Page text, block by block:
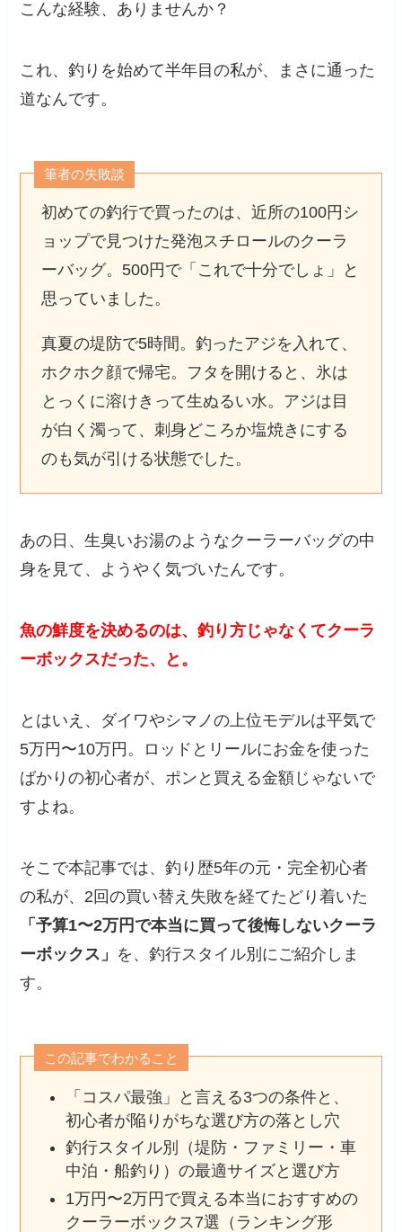
こんな経験、ありませんか？
これ、釣りを始めて半年目の私が、まさに通った
道なんです。
筆者の失敗談
初めての釣行で買ったのは、近所の100円シ
ョップで見つけた発泡スチロールのクーラ
ーバッグ。500円で「これで十分でしょ」と
思っていました。
真夏の堤防で5時間。釣ったアジを入れて、
ホクホク顔で帰宅。フタを開けると、氷は
とっくに溶けきって生ぬるい水。アジは目
が白く濁って、刺身どころか塩焼きにする
のも気が引ける状態でした。
あの日、生臭いお湯のようなクーラーバッグの中
身を見て、ようやく気づいたんです。
魚の鮮度を決めるのは、釣り方じゃなくてクーラ
ーボックスだった、と。
とはいえ、ダイワやシマノの上位モデルは平気で
5万円〜10万円。ロッドとリールにお金を使った
ばかりの初心者が、ポンと買える金額じゃないで
すよね。
そこで本記事では、釣り歴5年の元・完全初心者
の私が、2回の買い替え失敗を経てたどり着いた
「予算1〜2万円で本当に買って後悔しないクーラ
ーボックス」 を、釣行スタイル別にご紹介しま
す。
この記事でわかること
「コスパ最強」と言える3つの条件と、
初心者が陥りがちな選び方の落とし穴
釣行スタイル別（堤防・ファミリー・車
中泊・船釣り）の最適サイズと選び方
1万円〜2万円で買える本当におすすめの
クーラーボックス7選（ランキング形